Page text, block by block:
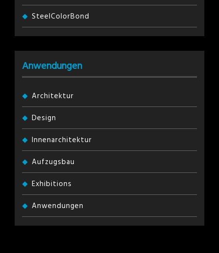
SteelColorBond
Anwendungen
Architektur
Design
Innenarchitektur
Aufzugsbau
Exhibitions
Anwendungen